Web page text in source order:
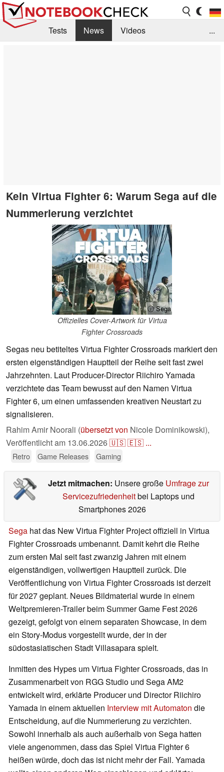
Tests News
Videos
...
Kein Virtua Fighter 6: Warum Sega auf die
Nummerierung verzichtet
ⓘ Sega
Offizielles Cover-Artwork für Virtua
Fighter Crossroads
Segas neu betiteltes Virtua Fighter Crossroads markiert den
ersten eigenständigen Hauptteil der Reihe seit fast zwei
Jahrzehnten. Laut Producer-Director Riichiro Yamada
verzichtete das Team bewusst auf den Namen Virtua
Fighter 6, um einen umfassenden kreativen Neustart zu
signalisieren.
Rahim Amir Noorali (übersetzt von Nicole Dominikowski),
Veröffentlicht am 13.06.2026🇺🇸🇪🇸 ...
Retro Game Releases Gaming
Jetzt mitmachen: Unsere große Umfrage zur
Servicezufriedenheitbei Laptops und
Smartphones 2026
Sega hat das New Virtua Fighter Project offiziell in Virtua
Fighter Crossroads umbenannt. Damit kehrt die Reihe
zum ersten Mal seit fast zwanzig Jahren mit einem
eigenständigen, vollwertigen Hauptteil zurück. Die
Veröffentlichung von Virtua Fighter Crossroads ist derzeit
für 2027 geplant. Neues Bildmaterial wurde in einem
Weltpremieren-Trailer beim Summer Game Fest 2026
gezeigt, gefolgt von einem separaten Showcase, in dem
ein Story-Modus vorgestellt wurde, der in der
südostasiatischen Stadt Villasapara spielt.
Inmitten des Hypes um Virtua Fighter Crossroads, das in
Zusammenarbeit von RGG Studio und Sega AM2
entwickelt wird, erklärte Producer und Director Riichiro
Yamada in einem aktuellen Interview mit Automaton die
Entscheidung, auf die Nummerierung zu verzichten.
Sowohl innerhalb als auch außerhalb von Sega hatten
viele angenommen, dass das Spiel Virtua Fighter 6
heißen würde, doch das ist nicht mehr der Fall. Yamada